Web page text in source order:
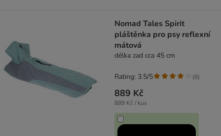
Nomad Tales Spirit
pláštěnka pro psy reflexní
mátová
délka zad cca 45 cm
889 Kč
889 Kč / kus
Rating: 3.5/5 (6)